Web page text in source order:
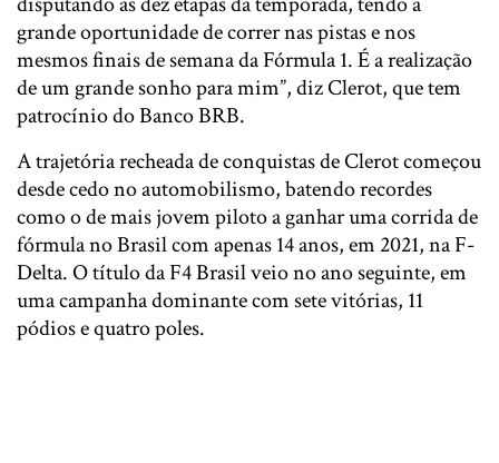
grande oportunidade de correr nas pistas e nos
mesmos finais de semana da Fórmula 1. É a realização
de um grande sonho para mim”, diz Clerot, que tem
patrocínio do Banco BRB.
A trajetória recheada de conquistas de Clerot começou
desde cedo no automobilismo, batendo recordes
como o de mais jovem piloto a ganhar uma corrida de
fórmula no Brasil com apenas 14 anos, em 2021, na F-
Delta. O título da F4 Brasil veio no ano seguinte, em
uma campanha dominante com sete vitórias, 11
pódios e quatro poles.